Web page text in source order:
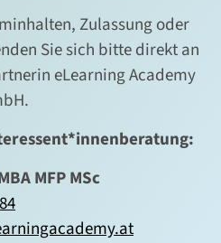
Zulassung oder
Sie sich bitte direkt an
eLearning Academy
MFP MSc